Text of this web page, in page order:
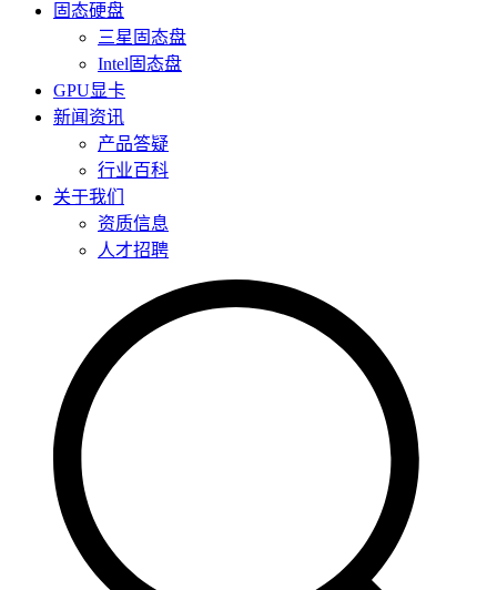
固态硬盘
三星固态盘
Intel固态盘
GPU显卡
新闻资讯
产品答疑
行业百科
关于我们
资质信息
人才招聘